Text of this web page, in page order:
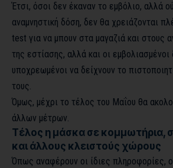
Έτσι, όσοι δεν έκαναν το εμβόλιο, αλλά
αναμνηστική δόση, δεν θα χρειάζονται
test για να μπουν στα μαγαζιά και στους
της εστίασης, αλλά και οι
υποχρεωμένοι να δείχνουν το
τους.
Όμως, μέχρι το τέλος του Μαΐου θα
άλλων μέτρων.
Τέλος η μάσκα σε κομμωτήρια,
και άλλους κλειστούς χώρους
Όπως αναφέρουν οι ίδιες πληροφορίες,